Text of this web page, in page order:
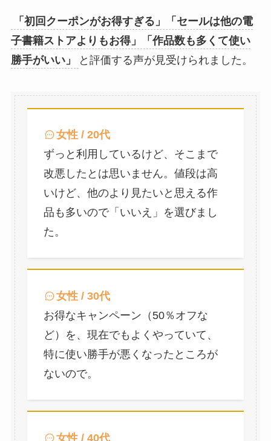
「初回クーポンがお得すぎる」「セールは他の電
子書籍ストアよりもお得」「作品数も多くて使い
勝手がいい」
と評価する声が見受けられました。
女性 / 20代
ずっと利用しているけど、そこまで
改悪したとは思いません。値段は高
いけど、他のより見たいと思える作
品も多いので「いいえ」を選びまし
た。
女性 / 30代
お得なキャンペーン（50％オフな
ど）を、現在でもよくやっていて、
特に使い勝手が悪くなったところが
ないので。
女性 / 40代